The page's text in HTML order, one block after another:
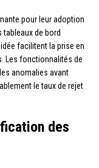
pour leur adoption
de bord
facilitent la prise en
Les fonctionnalités de
anomalies avant
le taux de rejet
des